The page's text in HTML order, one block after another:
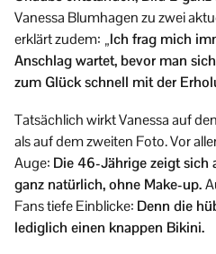
Vanessa Blumhagen zu zwei
erklärt zudem: „Ich frag mich
Anschlag wartet, bevor man
zum Glück schnell mit der
Tatsächlich wirkt Vanessa auf
als auf dem zweiten Foto. Vor
Auge: Die 46-Jährige zeigt sich
ganz natürlich, ohne Make-up.
Fans tiefe Einblicke: Denn die
lediglich einen knappen Bikini.